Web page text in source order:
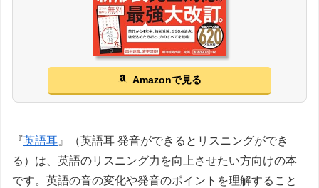
Amazonで見る
『英語耳 』（英語耳 発音ができるとリスニングができ
る）は、英語のリスニング力を向上させたい方向けの本
です。英語の音の変化や発音のポイントを理解すること